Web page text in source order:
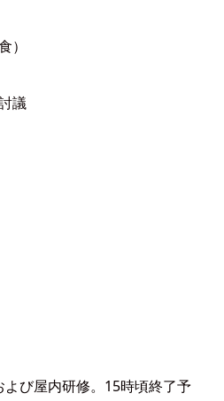
）
議
び屋内研修。15時頃終了予